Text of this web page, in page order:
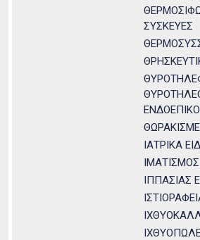
ΣΥΣΚΕΥΕΣ
ΙΑΤΡΙΚΑ
ΙΜΑΤΙΣΜΟΣ
ΙΠΠΑΣΙΑΣ